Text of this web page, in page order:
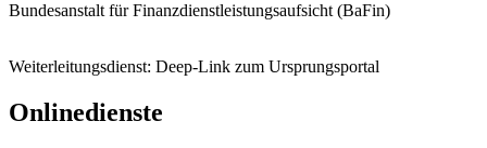
Bundesanstalt für Finanzdienstleistungsaufsicht (BaFin)
Weiterleitungsdienst: Deep-Link zum Ursprungsportal
Onlinedienste